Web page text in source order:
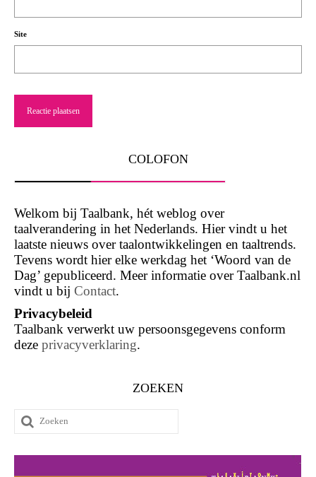
Site
COLOFON
Welkom bij Taalbank, hét weblog over
taalverandering in het Nederlands. Hier vindt u het
laatste nieuws over taalontwikkelingen en taaltrends.
Tevens wordt hier elke werkdag het ‘Woord van de
Dag’ gepubliceerd. Meer informatie over Taalbank.nl
vindt u bij Contact.
Privacybeleid
Taalbank verwerkt uw persoonsgegevens conform
deze privacyverklaring.
ZOEKEN
Zoeken
naar: